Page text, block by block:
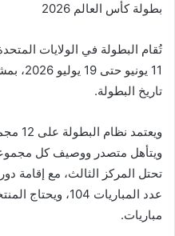
بطولة كأس العالم 2026
تُقام البطولة في الولايات
تاريخ البطولة.
مباريات.